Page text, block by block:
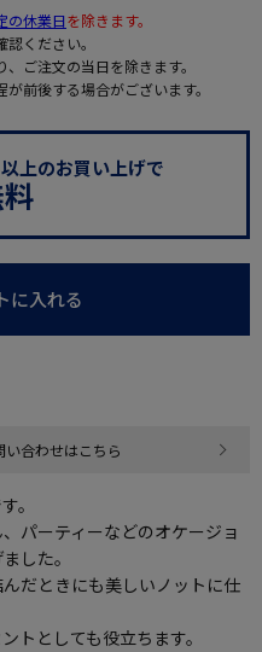
の休業日を除きます。
認ください。
ご注文の当日を除きます。
前後する場合がございます。
上のお買い上げで
に入れる
い合わせはこちら
。
パーティーなどのオケージョ
した。
だときにも美しいノットに仕
トとしても役立ちます。